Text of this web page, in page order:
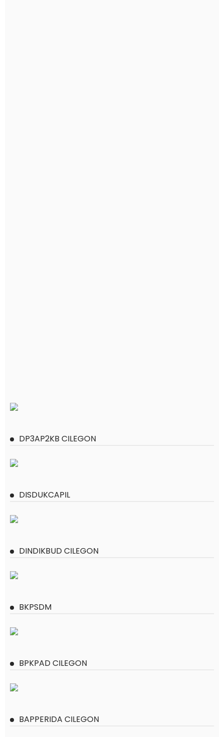
DP3AP2KB CILEGON
DISDUKCAPIL
DINDIKBUD CILEGON
BKPSDM
BPKPAD CILEGON
BAPPERIDA CILEGON